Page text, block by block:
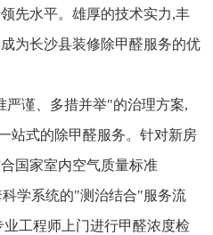
先水平。雄厚的技术实力,丰
为长沙县装修除甲醛服务的优
谨、多措并举"的治理方案,
站式的除甲醛服务。针对新房
国家室内空气质量标准
科学系统的"测治结合"服务流
工程师上门进行甲醛浓度检